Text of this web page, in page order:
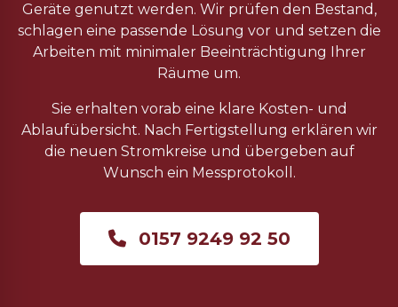
Geräte genutzt werden. Wir prüfen den Bestand,
schlagen eine passende Lösung vor und setzen die
Arbeiten mit minimaler Beeinträchtigung Ihrer
Räume um.
Sie erhalten vorab eine klare Kosten- und
Ablaufübersicht. Nach Fertigstellung erklären wir
die neuen Stromkreise und übergeben auf
Wunsch ein Messprotokoll.
0157 9249 92 50